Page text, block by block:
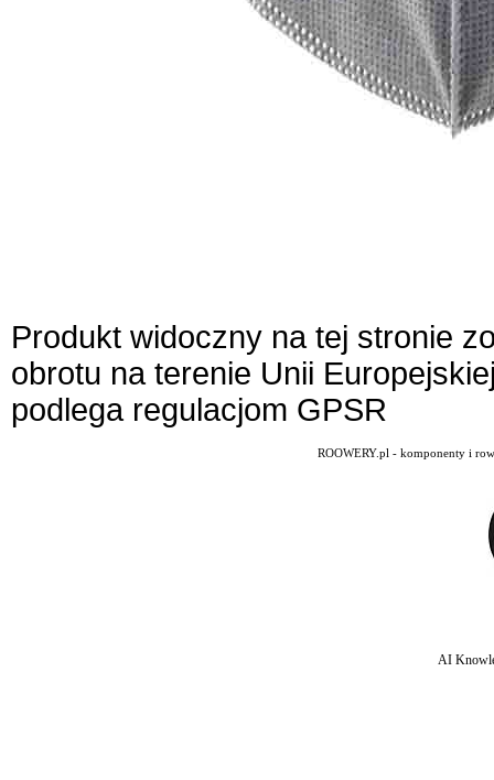
Produkt widoczny na tej stronie
obrotu na terenie Unii
podlega regulacjom GPSR
ROOWERY.pl - komponenty i
AI